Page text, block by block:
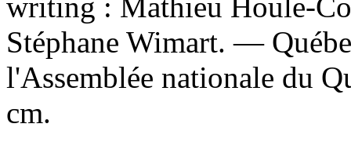
Stéphane Wimart. —
l'Assemblée nationale du
cm.